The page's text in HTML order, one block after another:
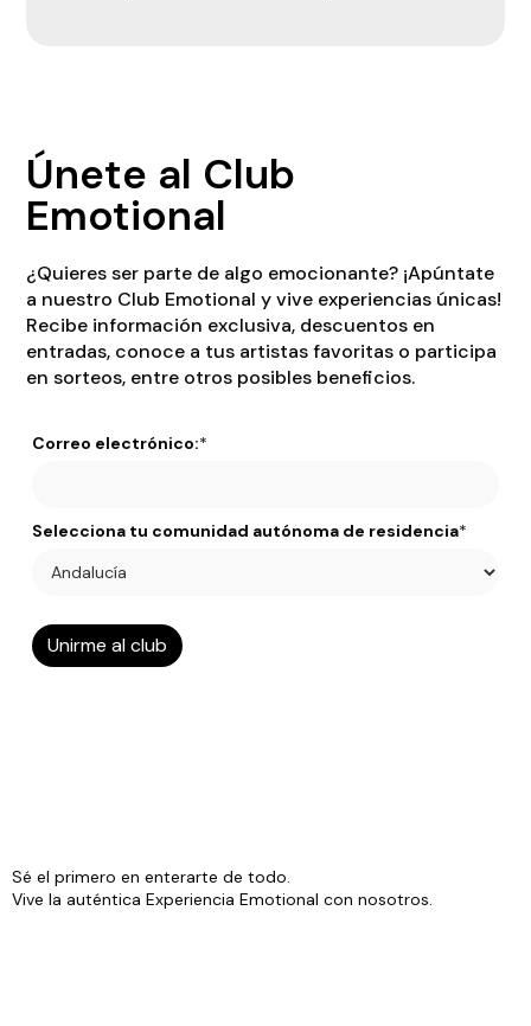
Únete al Club
Emotional
¿Quieres ser parte de algo emocionante? ¡Apúntate
a nuestro Club Emotional y vive experiencias únicas!
Recibe información exclusiva, descuentos en
entradas, conoce a tus artistas favoritas o participa
en sorteos, entre otros posibles beneficios.
Correo electrónico:*
Selecciona tu comunidad autónoma de residencia*
Sé el primero en enterarte de todo.
Vive la auténtica Experiencia Emotional con nosotros.